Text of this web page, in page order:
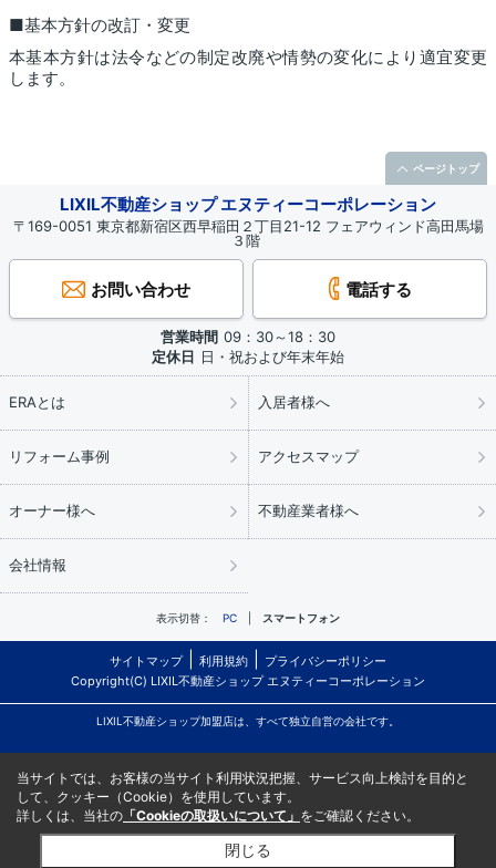
■基本方針の改訂・変更
本基本方針は法令などの制定改廃や情勢の変化により適宜変更
します。
LIXIL不動産ショップ エヌティーコーポレーション
〒169-0051 東京都新宿区西早稲田２丁目21-12 フェアウィンド高田馬場
３階
お問い合わせ 電話する
営業時間 09：30～18：30
定休日 日・祝および年末年始
ERAとは 入居者様へ
リフォーム事例 アクセスマップ
オーナー様へ 不動産業者様へ
会社情報
表示切替： PC スマートフォン
サイトマップ 利用規約
プライバシーポリシー
Copyright(C) LIXIL不動産ショップ エヌティーコーポレーション
LIXIL不動産ショップ加盟店は、すべて独立自営の会社です。
ページトップ
当サイトでは、お客様の当サイト利用状況把握、サービス向上検討を目的と
して、クッキー（Cookie）を使用しています。
詳しくは、当社の 「Cookieの取扱いについて」 をご確認ください。
閉じる